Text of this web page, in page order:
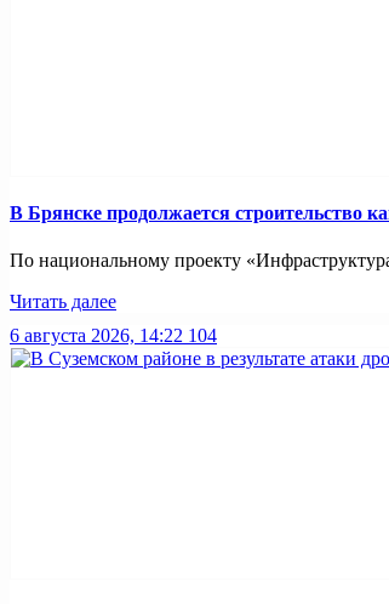
В Брянске продолжается строительство
По национальному проекту
Читать далее
6 августа 2026, 14:22 104